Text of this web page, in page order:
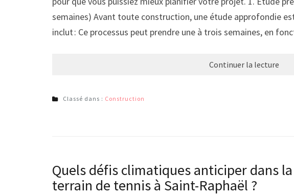
semaines) Avant toute construction, une étude approfondie
inclut : Ce processus peut prendre une à trois semaines, en
Continuer la lecture
Classé dans : Construction
Quels défis climatiques anticiper dans
terrain de tennis à Saint-Raphaël ?